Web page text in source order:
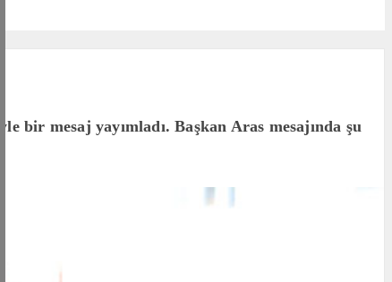
bir mesaj yayımladı. Başkan Aras mesajında şu